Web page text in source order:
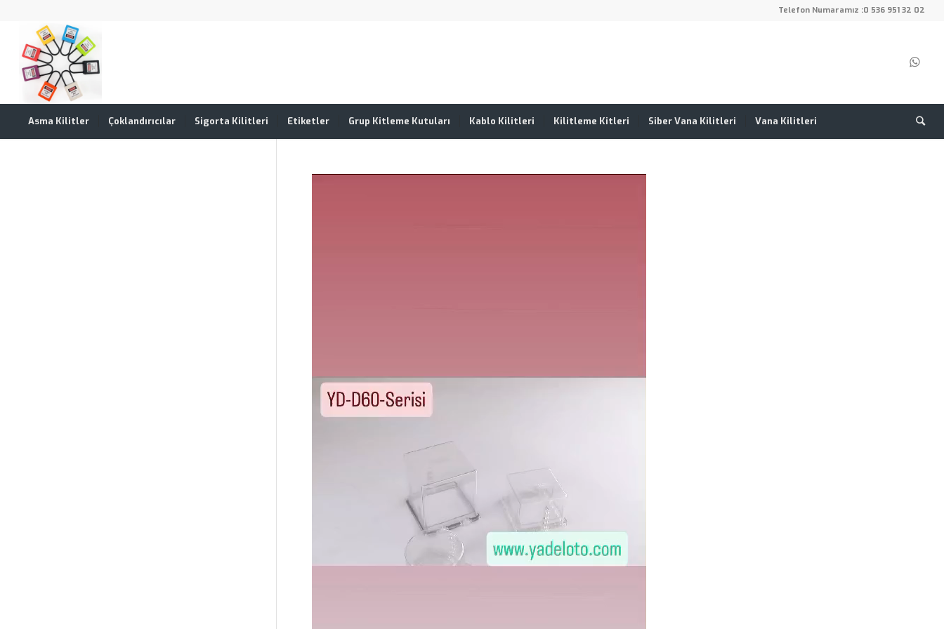
Telefon Numaramız :0 536 951 32 02
Asma Kilitler Çoklandırıcılar Sigorta Kilitleri Etiketler Grup Kitleme Kutuları Kablo Kilitleri Kilitleme Kitleri Siber Vana Kilitleri Vana Kilitleri